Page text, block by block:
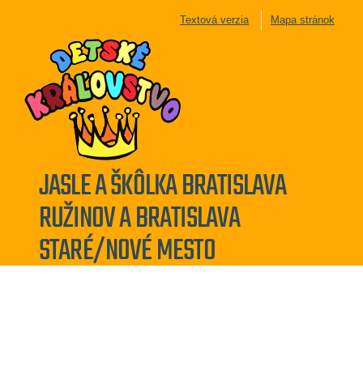
Textová verzia Mapa stránok
JASLE A ŠKÔLKA BRATISLAVA
RUŽINOV A BRATISLAVA
STARÉ/NOVÉ MESTO